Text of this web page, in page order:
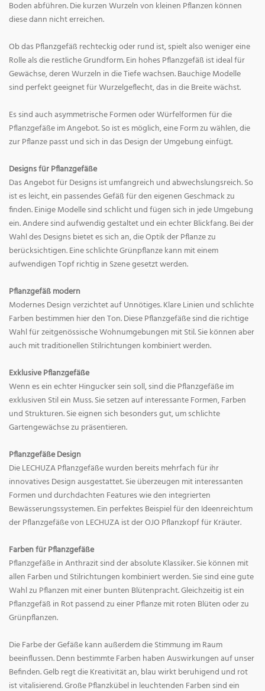
Boden abführen. Die kurzen Wurzeln von kleinen Pflanzen können
diese dann nicht erreichen.
Ob das Pflanzgefäß rechteckig oder rund ist, spielt also weniger eine
Rolle als die restliche Grundform. Ein hohes Pflanzgefäß ist ideal für
Gewächse, deren Wurzeln in die Tiefe wachsen. Bauchige Modelle
sind perfekt geeignet für Wurzelgeflecht, das in die Breite wächst.
Es sind auch asymmetrische Formen oder Würfelformen für die
Pflanzgefäße im Angebot. So ist es möglich, eine Form zu wählen, die
zur Pflanze passt und sich in das Design der Umgebung einfügt.
Designs für Pflanzgefäße
Das Angebot für Designs ist umfangreich und abwechslungsreich. So
ist es leicht, ein passendes Gefäß für den eigenen Geschmack zu
finden. Einige Modelle sind schlicht und fügen sich in jede Umgebung
ein. Andere sind aufwendig gestaltet und ein echter Blickfang. Bei der
Wahl des Designs bietet es sich an, die Optik der Pflanze zu
berücksichtigen. Eine schlichte Grünpflanze kann mit einem
aufwendigen Topf richtig in Szene gesetzt werden.
Pflanzgefäß modern
Modernes Design verzichtet auf Unnötiges. Klare Linien und schlichte
Farben bestimmen hier den Ton. Diese Pflanzgefäße sind die richtige
Wahl für zeitgenössische Wohnumgebungen mit Stil. Sie können aber
auch mit traditionellen Stilrichtungen kombiniert werden.
Exklusive Pflanzgefäße
Wenn es ein echter Hingucker sein soll, sind die Pflanzgefäße im
exklusiven Stil ein Muss. Sie setzen auf interessante Formen, Farben
und Strukturen. Sie eignen sich besonders gut, um schlichte
Gartengewächse zu präsentieren.
Pflanzgefäße Design
Die LECHUZA Pflanzgefäße wurden bereits mehrfach für ihr
innovatives Design ausgestattet. Sie überzeugen mit interessanten
Formen und durchdachten Features wie den integrierten
Bewässerungssystemen. Ein perfektes Beispiel für den Ideenreichtum
der Pflanzgefäße von LECHUZA ist der OJO Pflanzkopf für Kräuter.
Farben für Pflanzgefäße
Pflanzgefäße in Anthrazit sind der absolute Klassiker. Sie können mit
allen Farben und Stilrichtungen kombiniert werden. Sie sind eine gute
Wahl zu Pflanzen mit einer bunten Blütenpracht. Gleichzeitig ist ein
Pflanzgefäß in Rot passend zu einer Pflanze mit roten Blüten oder zu
Grünpflanzen.
Die Farbe der Gefäße kann außerdem die Stimmung im Raum
beeinflussen. Denn bestimmte Farben haben Auswirkungen auf unser
Befinden. Gelb regt die Kreativität an, blau wirkt beruhigend und rot
ist vitalisierend. Große Pflanzkübel in leuchtenden Farben sind ein